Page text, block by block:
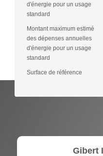
d'énergie pour un usage
standard
Montant maximum estimé
des dépenses annuelles
d'énergie pour un usage
standard
Surface de référence
Gibert